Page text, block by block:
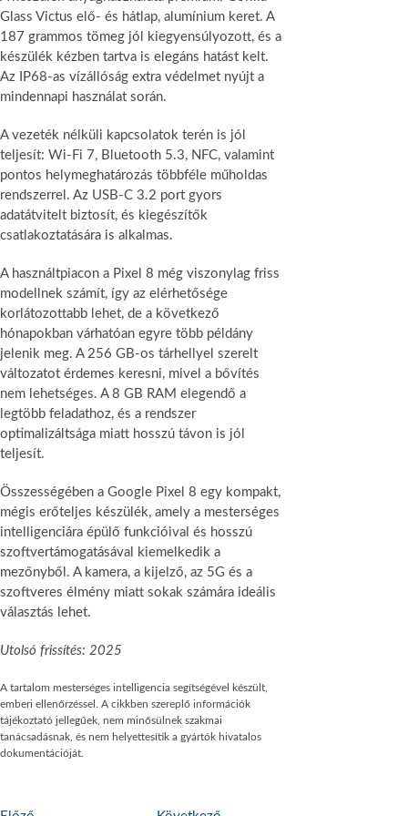
Glass Victus elő- és hátlap, alumínium keret. A
187 grammos tömeg jól kiegyensúlyozott, és a
készülék kézben tartva is elegáns hatást kelt.
Az IP68-as vízállóság extra védelmet nyújt a
mindennapi használat során.
A vezeték nélküli kapcsolatok terén is jól
teljesít: Wi-Fi 7, Bluetooth 5.3, NFC, valamint
pontos helymeghatározás többféle műholdas
rendszerrel. Az USB-C 3.2 port gyors
adatátvitelt biztosít, és kiegészítők
csatlakoztatására is alkalmas.
A használtpiacon a Pixel 8 még viszonylag friss
modellnek számít, így az elérhetősége
korlátozottabb lehet, de a következő
hónapokban várhatóan egyre több példány
jelenik meg. A 256 GB-os tárhellyel szerelt
változatot érdemes keresni, mivel a bővítés
nem lehetséges. A 8 GB RAM elegendő a
legtöbb feladathoz, és a rendszer
optimalizáltsága miatt hosszú távon is jól
teljesít.
Összességében a Google Pixel 8 egy kompakt,
mégis erőteljes készülék, amely a mesterséges
intelligenciára épülő funkcióival és hosszú
szoftvertámogatásával kiemelkedik a
mezőnyből. A kamera, a kijelző, az 5G és a
szoftveres élmény miatt sokak számára ideális
választás lehet.
Utolsó frissítés: 2025
A tartalom mesterséges intelligencia segítségével készült,
emberi ellenőrzéssel. A cikkben szereplő információk
tájékoztató jellegűek, nem minősülnek szakmai
tanácsadásnak, és nem helyettesítik a gyártók hivatalos
dokumentációját.